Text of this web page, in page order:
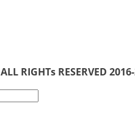
ALL RIGHTs RESERVED